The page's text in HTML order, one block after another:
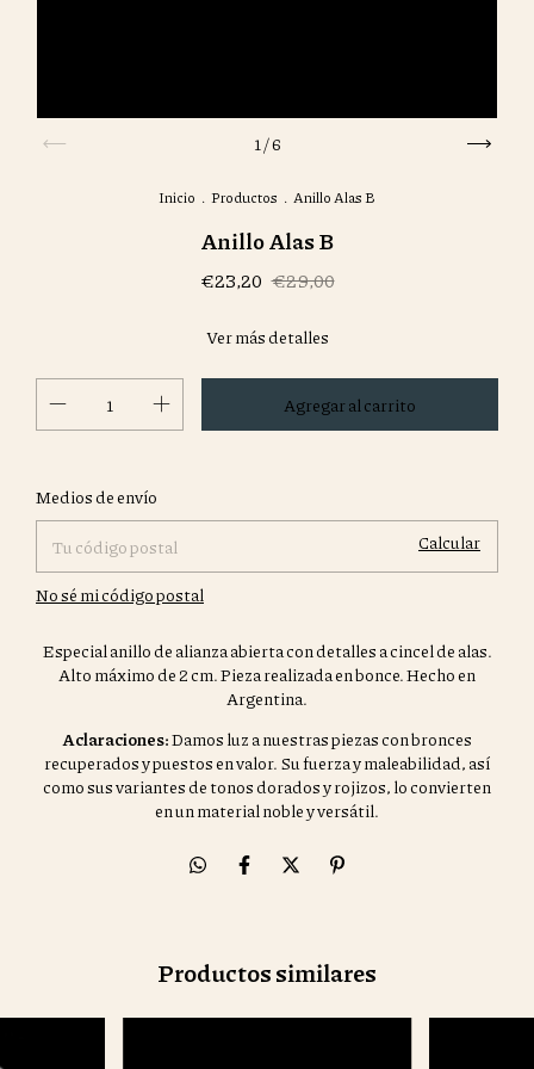
1/6
Inicio . Productos . Anillo Alas B
Anillo Alas B
€23,20 €29,00
Ver más detalles
Entregas para el CP:
Medios de envío
Calcular
No sé mi código postal
Especial anillo de alianza abierta con detalles a cincel de alas.
Alto máximo de 2 cm. Pieza realizada en bonce. Hecho en
Argentina.
Aclaraciones:Damos luz a nuestras piezas con bronces
recuperados y puestos en valor. Su fuerza y maleabilidad, así
como sus variantes de tonos dorados y rojizos, lo convierten
en un material noble y versátil.
Productos similares